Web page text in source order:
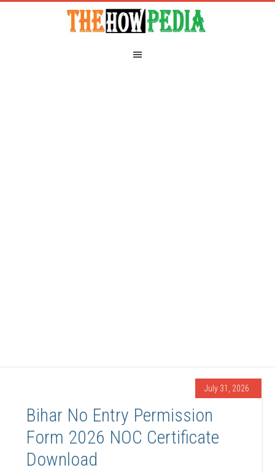
July 31, 2026
Bihar No Entry Permission
Form 2026 NOC Certificate
Download